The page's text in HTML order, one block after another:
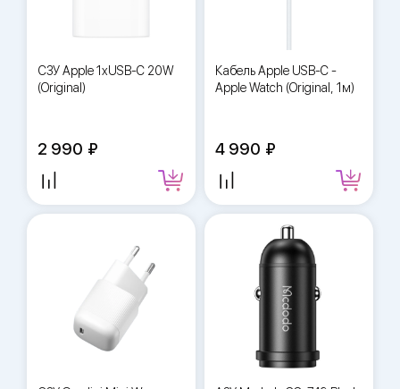
СЗУ Apple 1xUSB-C 20W
(Original)
2 990
Кабель Apple USB-C -
Apple Watch (Original, 1м)
4 990